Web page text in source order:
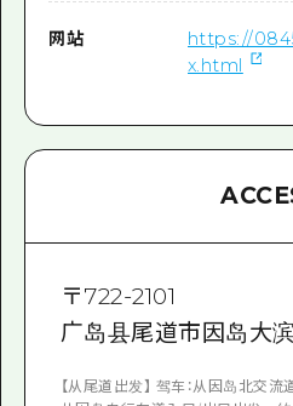
网站
https://
x.html
〒722-2101
广岛县尾道市因岛大
【从尾道出发】 驾车：从因岛北交